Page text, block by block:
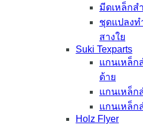
มีดเหล็กส
ชุดแปลงท
สางใย
Suki Texparts
แกนเหล็ก
ด้าย
แกนเหล็ก
แกนเหล็ก
Holz Flyer